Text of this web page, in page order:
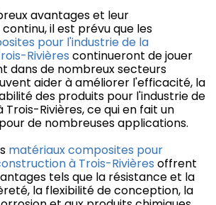
avantages et leur
il est prévu que les
pour l'industrie de la
Rivières continueront de jouer
dans de nombreux secteurs
aider à améliorer l'efficacité, la
des produits pour l'industrie de
Rivières, ce qui en fait un
de nombreuses applications.
matériaux composites pour
à Trois-Rivières offrent
tels que la résistance et la
la flexibilité de conception, la